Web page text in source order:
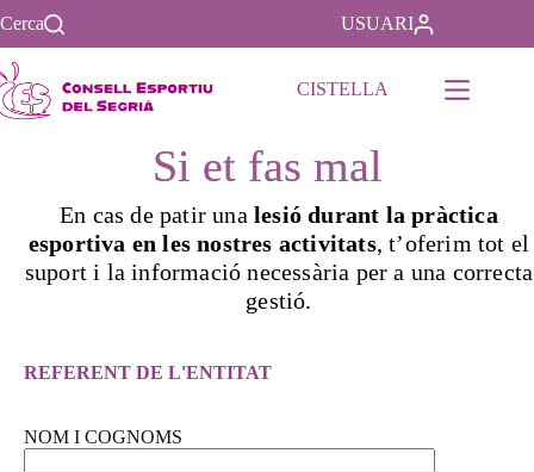
Cerca USUARI
CISTELLA
Si et fas mal
En cas de patir unalesió durant la pràctica
esportiva en les nostres activitats, t’oferim tot el
suport i la informació necessària per a una correcta
gestió.
REFERENT DE L'ENTITAT
NOM I COGNOMS